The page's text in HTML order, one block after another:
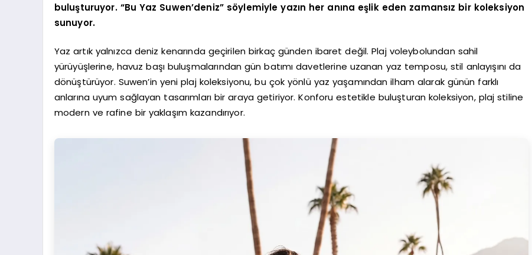
buluşturuyor. “Bu Yaz Suwen’deniz” söylemiyle yazın her anına eşlik eden zamansız bir koleksiyon
sunuyor.
Yaz artık yalnızca deniz kenarında geçirilen birkaç günden ibaret değil. Plaj voleybolundan sahil
yürüyüşlerine, havuz başı buluşmalarından gün batımı davetlerine uzanan yaz temposu, stil anlayışını da
dönüştürüyor. Suwen’in yeni plaj koleksiyonu, bu çok yönlü yaz yaşamından ilham alarak günün farklı
anlarına uyum sağlayan tasarımları bir araya getiriyor. Konforu estetikle buluşturan koleksiyon, plaj stiline
modern ve rafine bir yaklaşım kazandırıyor.